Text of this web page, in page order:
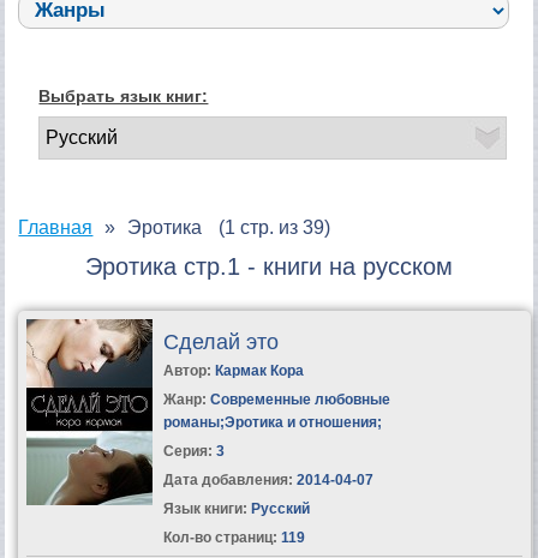
Выбрать язык книг:
Главная Эротика (1 стр. из 39)
Эротика стр.1 - книги на русском
Сделай это
Автор: Кармак Кора
Жанр: Современные любовные
романы;Эротика и отношения;
Серия: 3
Дата добавления: 2014-04-07
Язык книги: Русский
Кол-во страниц: 119